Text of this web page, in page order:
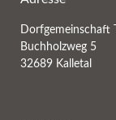
Dorfgemeinschaft
Buchholzweg 5
32689 Kalletal